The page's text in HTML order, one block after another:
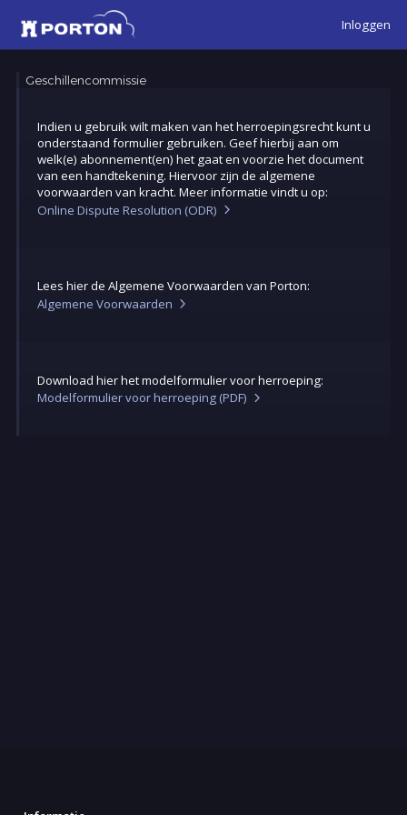
Inloggen
Geschillencommissie
Indien u gebruik wilt maken van het herroepingsrecht kunt u
onderstaand formulier gebruiken. Geef hierbij aan om
welk(e) abonnement(en) het gaat en voorzie het document
van een handtekening. Hiervoor zijn de algemene
voorwaarden van kracht. Meer informatie vindt u op:
Online Dispute Resolution (ODR)
Lees hier de Algemene Voorwaarden van Porton:
Algemene Voorwaarden
Download hier het modelformulier voor herroeping:
Modelformulier voor herroeping (PDF)